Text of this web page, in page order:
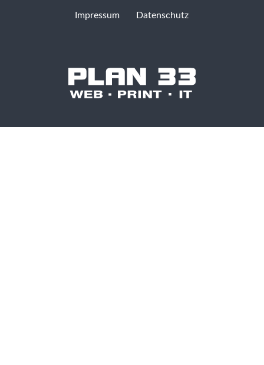
Impressum Datenschutz